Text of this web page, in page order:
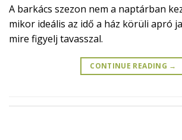
A barkács szezon nem a naptárban
mikor ideális az idő a ház körüli apró
mire figyelj tavasszal.
CONTINUE READING →